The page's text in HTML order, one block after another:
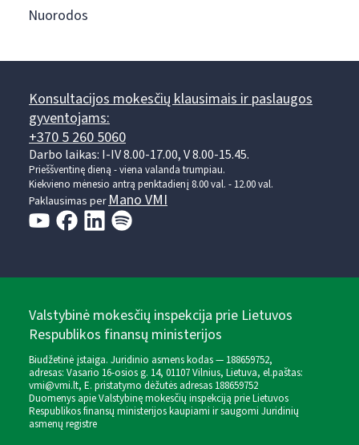
Nuorodos
Konsultacijos mokesčių klausimais ir paslaugos
gyventojams:
+370 5 260 5060
Darbo laikas: I-IV 8.00-17.00, V 8.00-15.45.
Prieššventinę dieną - viena valanda trumpiau.
Kiekvieno mėnesio antrą penktadienį 8.00 val. - 12.00 val.
Paklausimas perMano VMI
Valstybinė mokesčių inspekcija prie Lietuvos
Respublikos finansų ministerijos
Biudžetinė įstaiga. Juridinio asmens kodas — 188659752,
adresas: Vasario 16-osios g. 14, 01107 Vilnius, Lietuva, el.paštas:
vmi@vmi.lt, E. pristatymo dėžutės adresas 188659752
Duomenys apie Valstybinę mokesčių inspekciją prie Lietuvos
Respublikos finansų ministerijos kaupiami ir saugomi Juridinių
asmenų registre